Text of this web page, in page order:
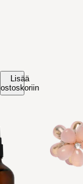
Lisää
ostoskoriin